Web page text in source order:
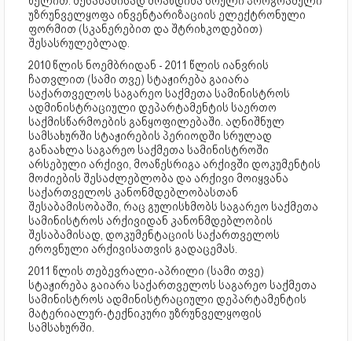
უზრუნველყოფა ინვენტარიზაციის ელექტრონული
ფორმით (სკანერებით და შტრიხკოდებით)
შესასრულებლად.
2010 წლის ნოემბრიდან - 2011 წლის იანვრის
ჩათვლით (სამი თვე) სტაჟირება გაიარა
საქართველოს საგარეო საქმეთა სამინისტროს
ადმინისტრაციული დეპარტამენტის საერთო
საქმისწარმოების განყოფილებაში. აღნიშნულ
სამსახურში სტაჟირების პერიოდში სრულად
განაახლა საგარეო საქმეთა სამინისტროში
არსებული არქივი, მოაწესრიგა არქივში დოკუმენტის
მოძიების შესაძლებლობა და არქივი მოიყვანა
საქართველოს კანონმდებლობასთან
შესაბამისობაში, რაც გულისხმობს საგარეო საქმეთა
სამინისტროს არქივიდან კანონმდებლობის
შესაბამისად, დოკუმენტაციის საქართველოს
ეროვნული არქივისათვის გადაცემას.
2011 წლის თებევრალი-აპრილი (სამი თვე)
სტაჟირება გაიარა საქართველოს საგარეო საქმეთა
სამინისტროს ადმინისტრაციული დეპარტამენტის
მატერიალურ-ტექნიკური უზრუნველყოფის
სამსახურში.